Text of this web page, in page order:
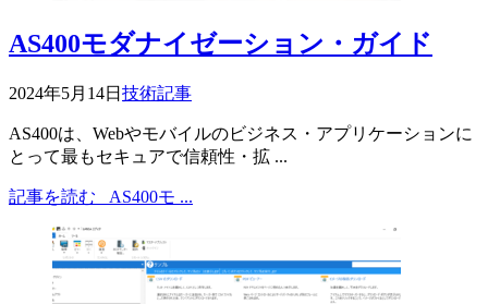
AS400モダナイゼーション・ガイド
2024年5月14日 技術記事
AS400は、Webやモバイルのビジネス・アプリケーションに
とって最もセキュアで信頼性・拡 ...
記事を読む AS400モ ...